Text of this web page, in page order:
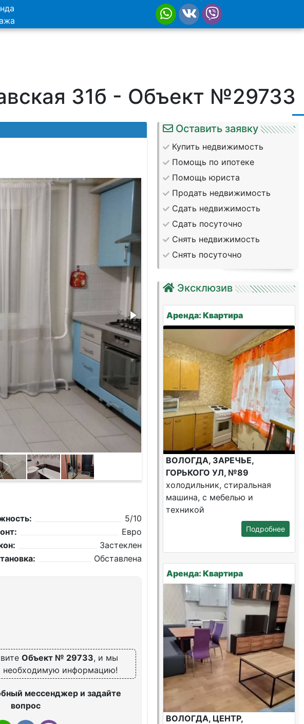
31б - Объект №29733
5/10
Евро
Застеклен
Обставлена
Объект № 29733, и мы
необходимую информацию!
мессенджер и задайте
вопрос
Оставить заявку
Купить недвижимость
Помощь по ипотеке
Помощь юриста
Продать недвижимость
Сдать недвижимость
Сдать посуточно
Снять недвижимость
Снять посуточно
Эксклюзив
Аренда: Квартира
ВОЛОГДА, ЗАРЕЧЬЕ,
ГОРЬКОГО УЛ, №89
холодильник, стиральная
машина, с мебелью и
техникой
Подробнее
Аренда: Квартира
ВОЛОГДА, ЦЕНТР,